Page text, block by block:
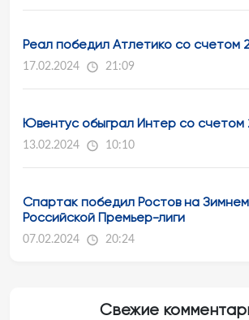
Реал победил Атлетико со счетом
17.02.2024 21:09
Ювентус обыграл Интер со счетом
13.02.2024 10:10
Спартак победил Ростов на
Российской Премьер-лиги
07.02.2024 20:24
Свежие